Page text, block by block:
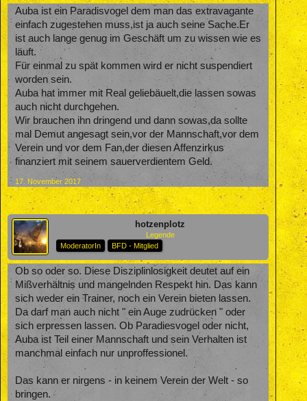
Auba ist ein Paradisvogel dem man das extravagante
einfach zugestehen muss,ist ja auch seine Sache.Er
ist auch lange genug im Geschäft um zu wissen wie es
läuft.
Für einmal zu spät kommen wird er nicht suspendiert
worden sein.
Auba hat immer mit Real geliebäuelt,die lassen sowas
auch nicht durchgehen.
Wir brauchen ihn dringend und dann sowas,da sollte
mal Demut angesagt sein,vor der Mannschaft,vor dem
Verein und vor dem Fan,der diesen Affenzirkus
finanziert mit seinem sauerverdientem Geld.
17. November 2017
hotzenplotz
Legende
ModeratorIn
BFD - Mitglied
Ob so oder so. Diese Disziplinlosigkeit deutet auf ein
Mißverhältnis und mangelnden Respekt hin. Das kann
sich weder ein Trainer, noch ein Verein bieten lassen.
Da darf man auch nicht " ein Auge zudrücken " oder
sich erpressen lassen. Ob Paradiesvogel oder nicht,
Auba ist Teil einer Mannschaft und sein Verhalten ist
manchmal einfach nur unproffessionel.
Das kann er nirgens - in keinem Verein der Welt - so
bringen.